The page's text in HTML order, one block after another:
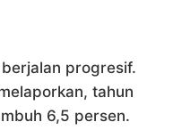
progresif.
tahun
6,5 persen.